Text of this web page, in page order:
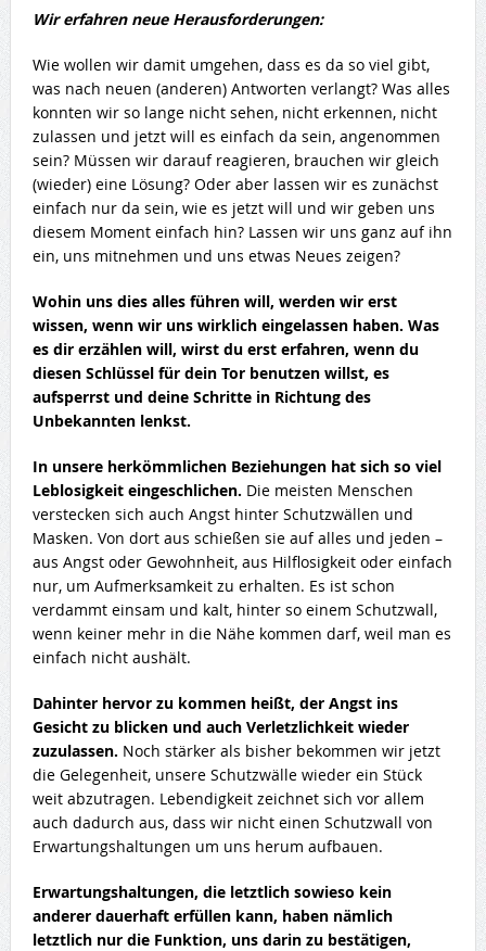
Wir erfahren neue Herausforderungen:
Wie wollen wir damit umgehen, dass es da so viel gibt,
was nach neuen (anderen) Antworten verlangt? Was alles
konnten wir so lange nicht sehen, nicht erkennen, nicht
zulassen und jetzt will es einfach da sein, angenommen
sein? Müssen wir darauf reagieren, brauchen wir gleich
(wieder) eine Lösung? Oder aber lassen wir es zunächst
einfach nur da sein, wie es jetzt will und wir geben uns
diesem Moment einfach hin? Lassen wir uns ganz auf ihn
ein, uns mitnehmen und uns etwas Neues zeigen?
Wohin uns dies alles führen will, werden wir erst
wissen, wenn wir uns wirklich eingelassen haben. Was
es dir erzählen will, wirst du erst erfahren, wenn du
diesen Schlüssel für dein Tor benutzen willst, es
aufsperrst und deine Schritte in Richtung des
Unbekannten lenkst.
In unsere herkömmlichen Beziehungen hat sich so viel
Leblosigkeit eingeschlichen. Die meisten Menschen
verstecken sich auch Angst hinter Schutzwällen und
Masken. Von dort aus schießen sie auf alles und jeden –
aus Angst oder Gewohnheit, aus Hilflosigkeit oder einfach
nur, um Aufmerksamkeit zu erhalten. Es ist schon
verdammt einsam und kalt, hinter so einem Schutzwall,
wenn keiner mehr in die Nähe kommen darf, weil man es
einfach nicht aushält.
Dahinter hervor zu kommen heißt, der Angst ins
Gesicht zu blicken und auch Verletzlichkeit wieder
zuzulassen. Noch stärker als bisher bekommen wir jetzt
die Gelegenheit, unsere Schutzwälle wieder ein Stück
weit abzutragen. Lebendigkeit zeichnet sich vor allem
auch dadurch aus, dass wir nicht einen Schutzwall von
Erwartungshaltungen um uns herum aufbauen.
Erwartungshaltungen, die letztlich sowieso kein
anderer dauerhaft erfüllen kann, haben nämlich
letztlich nur die Funktion, uns darin zu bestätigen,